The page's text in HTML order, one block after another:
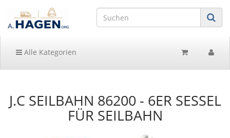
Alle Kategorien
J.C SEILBAHN 86200 - 6ER SESSEL
FÜR SEILBAHN